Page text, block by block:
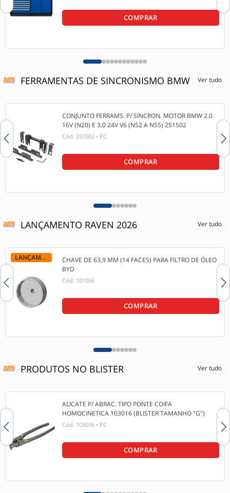
COMPRAR
FERRAMENTAS DE SINCRONISMO BMW Ver tudo
CONJUNTO FERRAMS. P/ SINCRON. MOTOR BMW 2.0
16V (N20) E 3.0 24V V6 (N52 A N55) 251502
Cód. 251502 • PC
COMPRAR
LANÇAMENTO RAVEN 2026 Ver tudo
LANÇAMENTO
CHAVE DE 63,9 MM (14 FACES) PARA FILTRO DE ÓLEO
BYD
Cód. 101056
COMPRAR
PRODUTOS NO BLISTER Ver tudo
ALICATE P/ ABRAC. TIPO PONTE COIFA
HOMOCINETICA 103016 (BLISTER TAMANHO "G")
Cód. 103016 • PC
COMPRAR